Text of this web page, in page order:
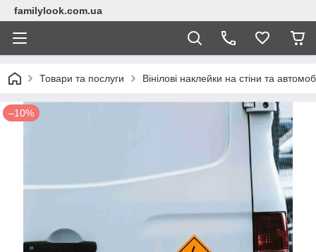
familylook.com.ua
Товари та послуги Вінілові наклейки на стіни та
–10%